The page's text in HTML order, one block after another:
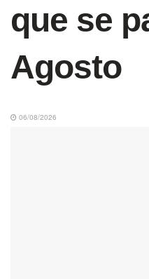
que se
Agosto
06/08/2026